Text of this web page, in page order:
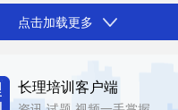
点击加载更多
长理培训客户端